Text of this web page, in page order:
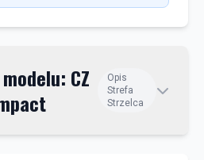
CZ
Opis
Strefa
Strzelca